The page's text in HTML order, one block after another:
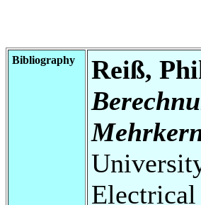
Bibliography Reiß,